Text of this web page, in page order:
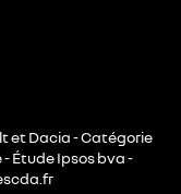
et Dacia - Catégorie
Étude Ipsos bva -